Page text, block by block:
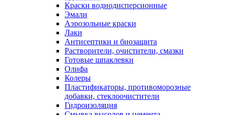
Краски воднодисперсионные
Эмали
Аэрозольные краски
Лаки
Антисептики и биозащита
Растворители, очистители, смазки
Готовые шпаклевки
Олифа
Колеры
Пластификаторы, противоморозные
добавки, стеклоочистители
Гидроизоляция